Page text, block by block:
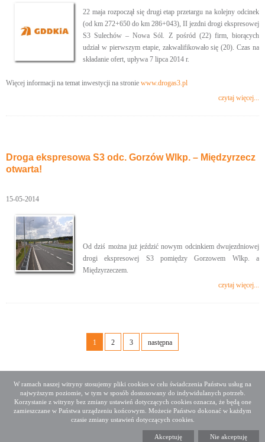
W ramach naszej witryny stosujemy pliki cookies w celu świadczenia Państwu usług na
najwyższym poziomie, w tym w sposób dostosowany do indywidulanych potrzeb.
Korzystanie z witryny bez zmiany ustawień dotyczących cookies oznacza, że będą one
zamieszczane w Państwa urządzeniu końcowym. Możecie Państwo dokonać w każdym
czasie zmiany ustawień dotyczących cookies.
Akceptuję Nie akceptuję
22 maja rozpoczął się drugi etap przetargu na kolejny odcinek
(od km 272+650 do km 286+043), II jezdni drogi ekspresowej
S3 Sulechów – Nowa Sól. Z pośród (22) firm, biorących
udział w pierwszym etapie, zakwalifikowało się (20). Czas na
składanie ofert, upływa 7 lipca 2014 r.
Więcej informacji na temat inwestycji na stronie www.drogas3.pl
czytaj więcej...
Droga ekspresowa S3 odc. Gorzów Wlkp. – Międzyrzecz
otwarta!
15-05-2014
Od dziś można już jeździć nowym odcinkiem dwujezdniowej
drogi ekspresowej S3 pomiędzy Gorzowem Wlkp. a
Międzyrzeczem.
czytaj więcej...
1 2 3 następna
Deklaracja dostępności
Mapa serwisu
Media społecznościowe
Twitter Facebook Linkedin
Copyright 2015 GDDKiA